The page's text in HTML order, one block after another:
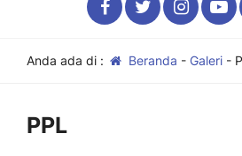
Anda ada di : Beranda - Galeri-
PPL